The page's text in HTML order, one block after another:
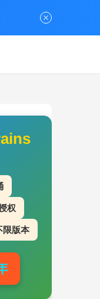
权
限版本